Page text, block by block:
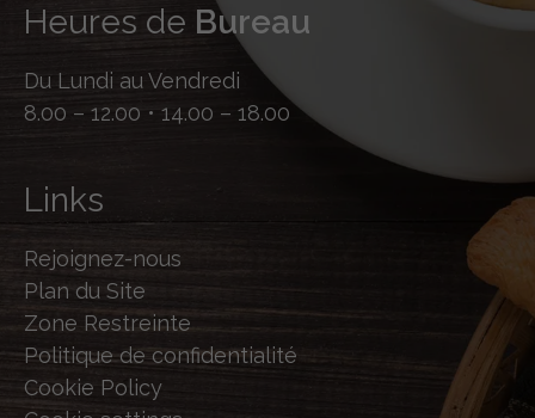
Heures de Bureau
Du Lundi au Vendredi
8.00 – 12.00 • 14.00 – 18.00
Links
Rejoignez-nous
Plan du Site
Zone Restreinte
Politique de confidentialité
Cookie Policy